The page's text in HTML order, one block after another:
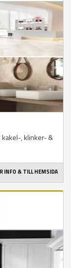
kakel-, klinker- &
INFO & TILL HEMSIDA